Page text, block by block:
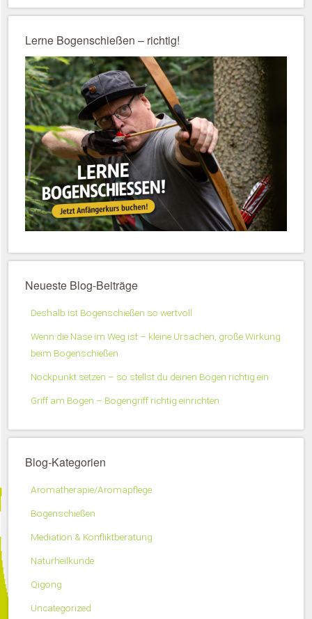
Lerne Bogenschießen – richtig!
Neueste Blog-Beiträge
Deshalb ist Bogenschießen so wertvoll
Wenn die Nase im Weg ist – kleine Ursachen, große Wirkung
beim Bogenschießen
Nockpunkt setzen – so stellst du deinen Bogen richtig ein
Griff am Bogen – Bogengriff richtig einrichten
Blog-Kategorien
Aromatherapie/Aromapflege
Bogenschießen
Mediation & Konfliktberatung
Naturheilkunde
Qigong
Uncategorized